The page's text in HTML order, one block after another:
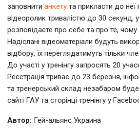
заповнити анкету та прикласти до неї
відеоролик тривалістю до 30 секунд,
розповідаєте про себе та про те,
Надіслані відеоматеріали будуть
відбору, їх переглядатимуть тільки
До участі у тренінгу запросять 20
Реєстрація триває до 23 березня,
та тренерський склад незабаром
сайті ГАУ та сторінці тренінгу у
Автор: Гей-альянс Украина